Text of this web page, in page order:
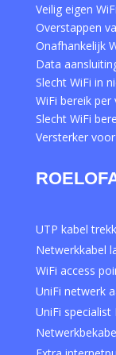
Veilig eigen
Overstappen
Onafhankelijk
Data
Slecht WiFi in
WiFi bereik per
Slecht WiFi
Versterker
UTP kabel
Netwerkkabel
WiFi access
UniFi netwerk
UniFi